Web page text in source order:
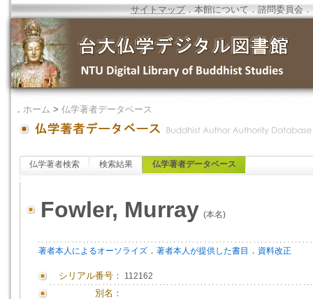
サイトマップ．本館について ．諮問委員会 ．
． ホーム > 仏学著者データベース
仏学著者検索 検索結果 仏学著者データベース
Fowler, Murray (本名)
著者本人によるオーソライズ ． 著者本人が提供した書目 ． 資料改正
シリアル番号： 112162
別名：